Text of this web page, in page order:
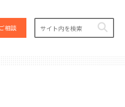
相談